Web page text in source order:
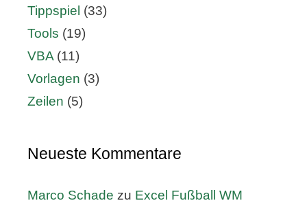
Tippspiel (33)
Tools (19)
VBA (11)
Vorlagen (3)
Zeilen (5)
Neueste Kommentare
Marco Schade zu Excel Fußball WM